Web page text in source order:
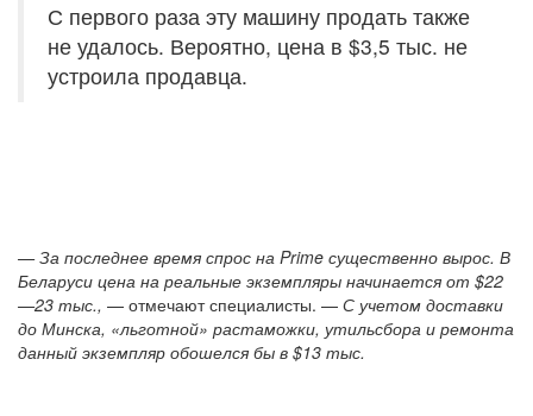
С первого раза эту машину продать также
не удалось. Вероятно, цена в $3,5 тыс. не
устроила продавца.
— За последнее время спрос на Prime существенно вырос. В
Беларуси цена на реальные экземпляры начинается от $22
—23 тыс., — отмечают специалисты. — С учетом доставки
до Минска, «льготной» растаможки, утильсбора и ремонта
данный экземпляр обошелся бы в $13 тыс.